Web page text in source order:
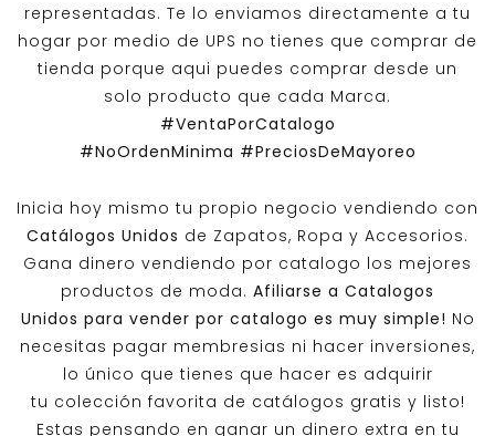
representadas. Te lo enviamos directamente a tu
hogar por medio de UPS no tienes que comprar de
tienda porque aqui puedes comprar desde un
solo producto que cada Marca.
#VentaPorCatalogo
#NoOrdenMinima #PreciosDeMayoreo
Inicia hoy mismo tu propio negocio vendiendo con
Catálogos Unidos de Zapatos, Ropa y Accesorios.
Gana dinero vendiendo por catalogo los mejores
productos de moda. Afiliarse a Catalogos
Unidos para vender por catalogo es muy simple! No
necesitas pagar membresias ni hacer inversiones,
lo único que tienes que hacer es adquirir
tu colección favorita de catálogos gratis y listo!
Estas pensando en ganar un dinero extra en tu